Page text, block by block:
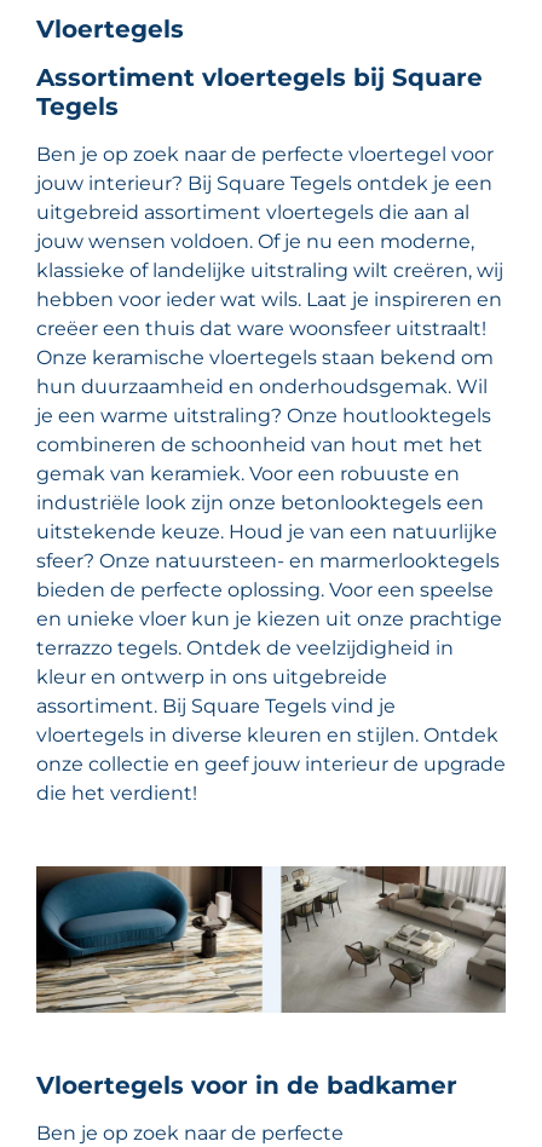
Vloertegels
Assortiment vloertegels bij Square
Tegels
Ben je op zoek naar de perfecte vloertegel voor
jouw interieur? Bij Square Tegels ontdek je een
uitgebreid assortiment vloertegels die aan al
jouw wensen voldoen. Of je nu een moderne,
klassieke of landelijke uitstraling wilt creëren, wij
hebben voor ieder wat wils. Laat je inspireren en
creëer een thuis dat ware woonsfeer uitstraalt!
Onze keramische vloertegels staan bekend om
hun duurzaamheid en onderhoudsgemak. Wil
je een warme uitstraling? Onze houtlooktegels
combineren de schoonheid van hout met het
gemak van keramiek. Voor een robuuste en
industriële look zijn onze betonlooktegels een
uitstekende keuze. Houd je van een natuurlijke
sfeer? Onze natuursteen- en marmerlooktegels
bieden de perfecte oplossing. Voor een speelse
en unieke vloer kun je kiezen uit onze prachtige
terrazzo tegels. Ontdek de veelzijdigheid in
kleur en ontwerp in ons uitgebreide
assortiment. Bij Square Tegels vind je
vloertegels in diverse kleuren en stijlen. Ontdek
onze collectie en geef jouw interieur de upgrade
die het verdient!
Vloertegels voor in de badkamer
Ben je op zoek naar de perfecte